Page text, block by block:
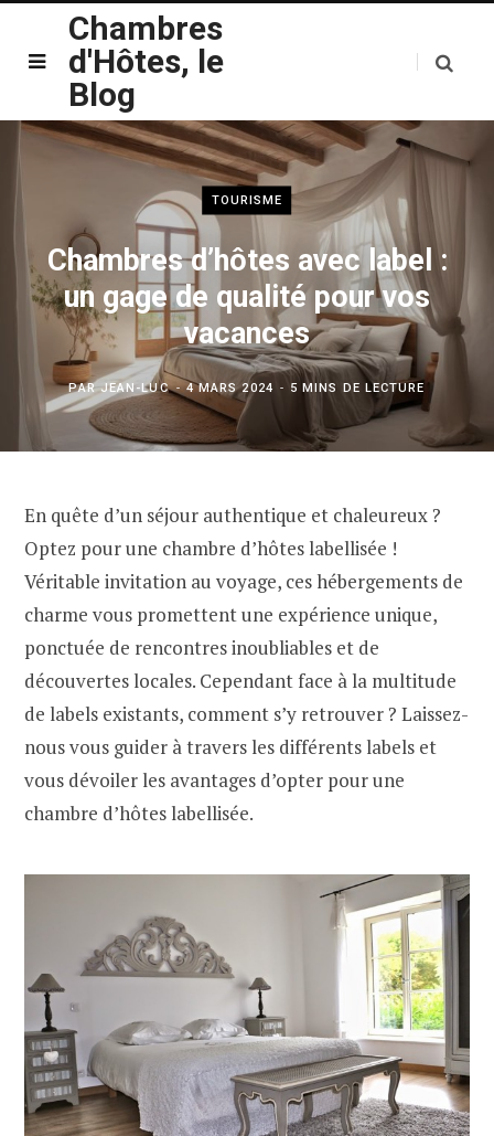
Chambres
d'Hôtes, le
Blog
TOURISME
Chambres d’hôtes avec label :
un gage de qualité pour vos
vacances
PARJEAN-LUC 4 MARS 2024 5 MINS DE LECTURE
En quête d’un séjour authentique et chaleureux ?
Optez pour une chambre d’hôtes labellisée !
Véritable invitation au voyage, ces hébergements de
charme vous promettent une expérience unique,
ponctuée de rencontres inoubliables et de
découvertes locales. Cependant face à la multitude
de labels existants, comment s’y retrouver ? Laissez-
nous vous guider à travers les différents labels et
vous dévoiler les avantages d’opter pour une
chambre d’hôtes labellisée.